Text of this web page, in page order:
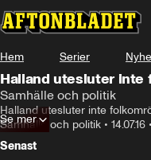
Hem Serier
Halland utesluter inte
Samhälle och politik
Halland utesluter inte
Samhälle och politik • 14.07.16 •
Se mer
Senast